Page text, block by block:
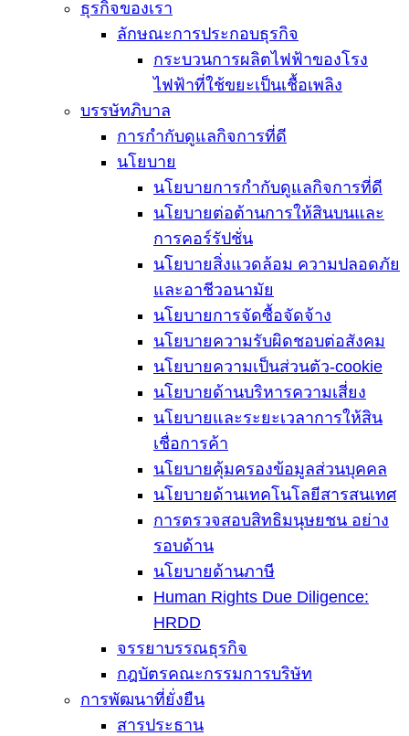
ธุรกิจของเรา
ลักษณะการประกอบธุรกิจ
กระบวนการผลิตไฟฟ้าของโรง
ไฟฟ้าที่ใช้ขยะเป็นเชื้อเพลิง
บรรษัทภิบาล
การกำกับดูแลกิจการที่ดี
นโยบาย
นโยบายการกำกับดูแลกิจการที่ดี
นโยบายต่อต้านการให้สินบนและ
การคอร์รัปชั่น
นโยบายสิ่งแวดล้อม ความปลอดภัย
และอาชีวอนามัย
นโยบายการจัดซื้อจัดจ้าง
นโยบายความรับผิดชอบต่อสังคม
นโยบายความเป็นส่วนตัว-cookie
นโยบายด้านบริหารความเสี่ยง
นโยบายและระยะเวลาการให้สิน
เชื่อการค้า
นโยบายคุ้มครองข้อมูลส่วนบุคคล
นโยบายด้านเทคโนโลยีสารสนเทศ
การตรวจสอบสิทธิมนุษยชน อย่าง
รอบด้าน
นโยบายด้านภาษี
Human Rights Due Diligence:
HRDD
จรรยาบรรณธุรกิจ
กฎบัตรคณะกรรมการบริษัท
การพัฒนาที่ยั่งยืน
สารประธาน